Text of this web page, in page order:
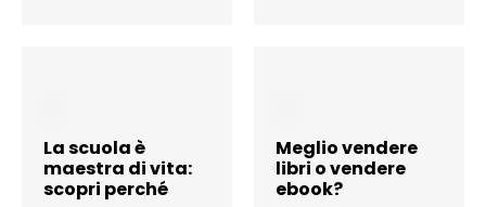
La scuola è
maestra di vita:
scopri perché
Meglio vendere
libri o vendere
ebook?